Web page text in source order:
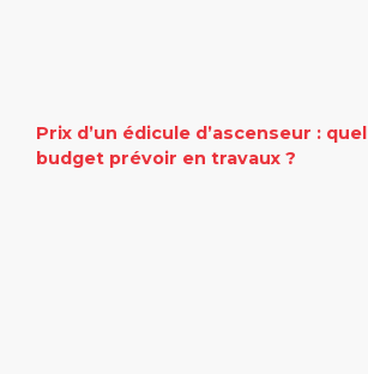
Prix d’un édicule d’ascenseur : quel
budget prévoir en travaux ?